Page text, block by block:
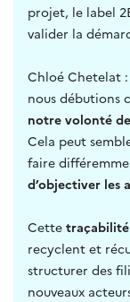
projet, le label
valider la
Chloé Chetelat
nous débutions
notre volonté
Cela peut
faire
d’objectiver les
Cette traçabilité
recyclent et
structurer des
nouveaux